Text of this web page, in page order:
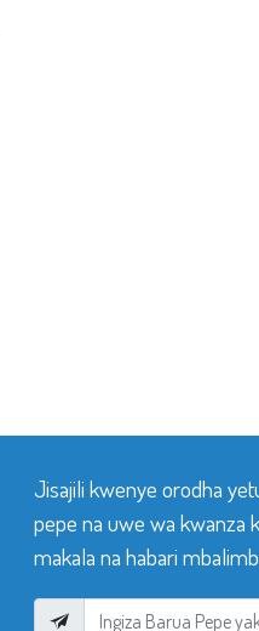
Jisajili kwenye orodha
pepe na uwe wa kwanza
makala na habari